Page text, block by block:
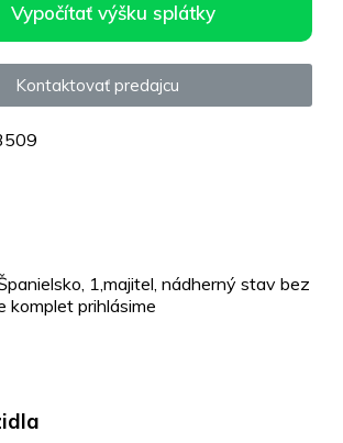
Vypočítať výšku splátky
Kontaktovať predajcu
1,majitel, nádherný stav bez
komplet prihlásime